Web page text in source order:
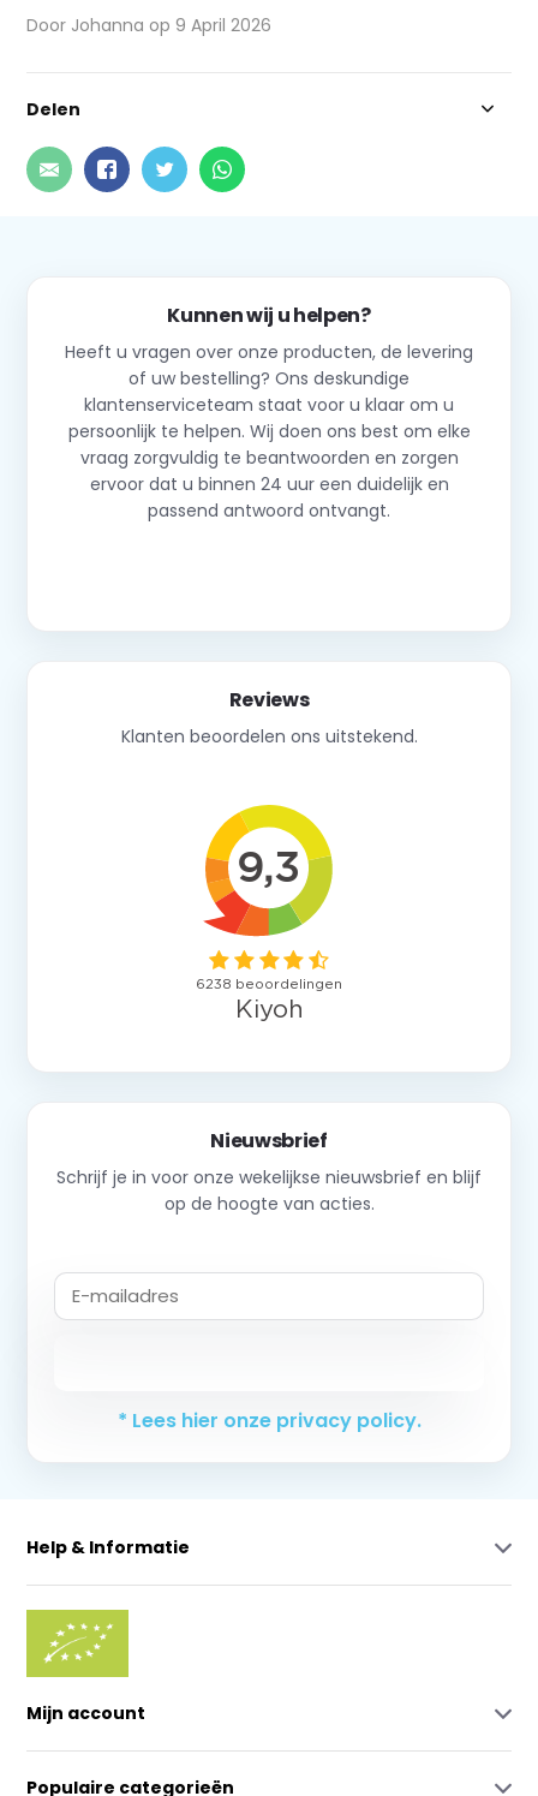
Door Johanna op 9 April 2026
Delen
Kunnen wij u helpen?
Heeft u vragen over onze producten, de levering
of uw bestelling? Ons deskundige
klantenserviceteam staat voor u klaar om u
persoonlijk te helpen. Wij doen ons best om elke
vraag zorgvuldig te beantwoorden en zorgen
ervoor dat u binnen 24 uur een duidelijk en
passend antwoord ontvangt.
Reviews
Klanten beoordelen ons uitstekend.
Nieuwsbrief
Schrijf je in voor onze wekelijkse nieuwsbrief en blijf
op de hoogte van acties.
* Lees hier onze privacy policy.
Help & Informatie
Mijn account
Populaire categorieën